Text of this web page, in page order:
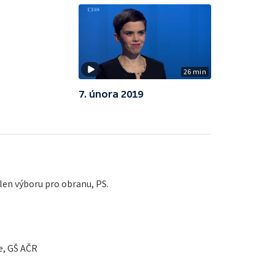
26 min
7. února 2019
výboru pro obranu, PS.
AČR